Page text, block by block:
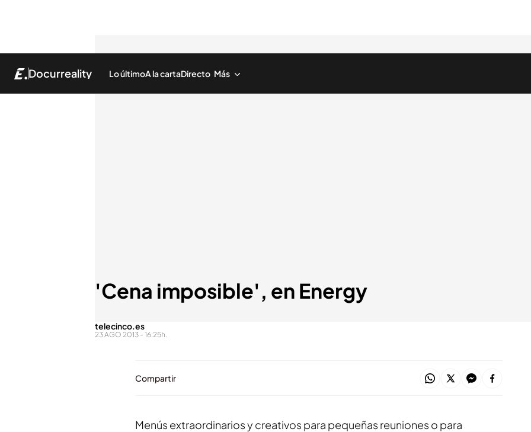
Docurreality Lo últimoA la cartaDirecto Más
'Cena imposible', en Energy
telecinco.es
23 AGO 2013 - 16:25h.
Compartir
Menús extraordinarios y creativos para pequeñas reuniones o para